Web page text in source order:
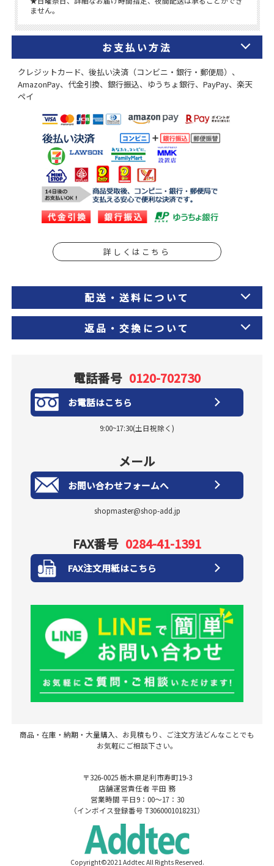
お支払い方法
クレジットカード、後払い決済（コンビニ・銀行・郵便局）、
AmazonPay、代金引換、銀行振込、ゆうちょ銀行、PayPay、楽天
ペイ
詳しくはこちら
配送・送料について
返品・交換について
電話番号 0120-702730
お電話はこちら
9:00~17:30(土日祝除く)
メール
お問い合わせフォームへ
shopmaster@shop-add.jp
FAX番号 0284-41-1391
FAX注文用紙はこちら
商品・在庫・納期・大量購入、お見積もり、ご注文方法どんなことでも
お気軽にご相談下さい。
〒326-0025 栃木県足利市寿町19-3
店舗運営責任者 平田 務
営業時間 平日9：00～17：30
（インボイス登録番号 T3060001018231）
Copyright©2021 Addtec All Rights Reserved.